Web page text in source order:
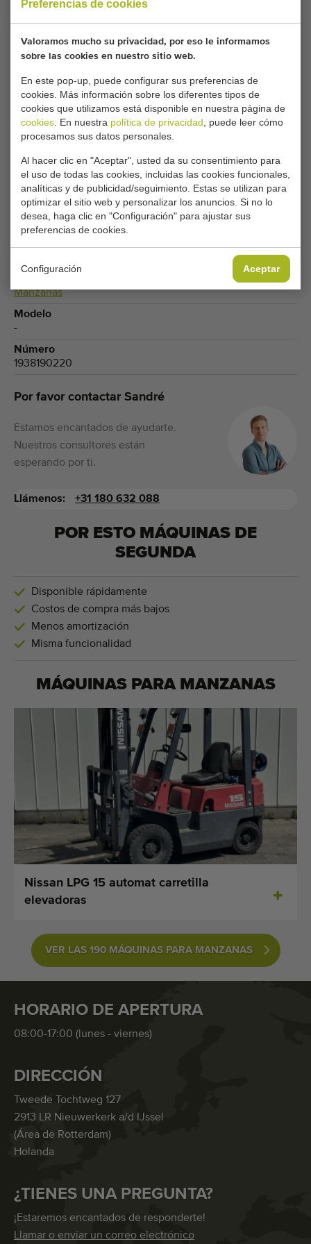
Preferencias de cookies
Valoramos mucho su privacidad, por eso le informamos
sobre las cookies en nuestro sitio web.
En este pop-up, puede configurar sus preferencias de
cookies. Más información sobre los diferentes tipos de
cookies que utilizamos está disponible en nuestra página de
cookies . En nuestra política de privacidad , puede leer cómo
procesamos sus datos personales.
Al hacer clic en "Aceptar", usted da su consentimiento para
el uso de todas las cookies, incluidas las cookies funcionales,
analíticas y de publicidad/seguimiento. Estas se utilizan para
optimizar el sitio web y personalizar los anuncios. Si no lo
desea, haga clic en "Configuración" para ajustar sus
preferencias de cookies.
Configuración Aceptar
Su configuración actual de cookies bloquea esta
parte. Ajuste su configuración de cookies para
acceder a esta parte.
CAMBIAR LA CONFIGURACIÓN DE COOKIES
Tipo
Clasificadoras de manzanas y frutas, Rellenadoras de cajas
Marca
Greefa
Manzanas
Modelo
-
Número
1938190220
Por favor contactar Sandré
Estamos encantados de ayudarte.
Nuestros consultores están
esperando por ti.
Llámenos: +31 180 632 088
POR ESTO MÁQUINAS DE
SEGUNDA
Disponible rápidamente
Costos de compra más bajos
Menos amortización
Misma funcionalidad
MÁQUINAS PARA MANZANAS
Nissan LPG 15 automat carretilla
elevadoras
VER LAS 190 MÁQUINAS PARA MANZANAS
HORARIO DE APERTURA
08:00-17:00 (lunes - viernes)
DIRECCIÓN
Tweede Tochtweg 127
2913 LR Nieuwerkerk a/d IJssel
(Área de Rotterdam)
Holanda
¿TIENES UNA PREGUNTA?
¡Estaremos encantados de responderte!
Llamar o enviar un correo electrónico